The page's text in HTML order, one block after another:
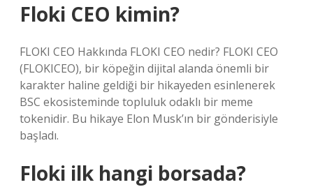
Floki CEO kimin?
FLOKI CEO Hakkında FLOKI CEO nedir? FLOKI CEO
(FLOKICEO), bir köpeğin dijital alanda önemli bir
karakter haline geldiği bir hikayeden esinlenerek
BSC ekosisteminde topluluk odaklı bir meme
tokenidir. Bu hikaye Elon Musk’ın bir gönderisiyle
başladı.
Floki ilk hangi borsada?